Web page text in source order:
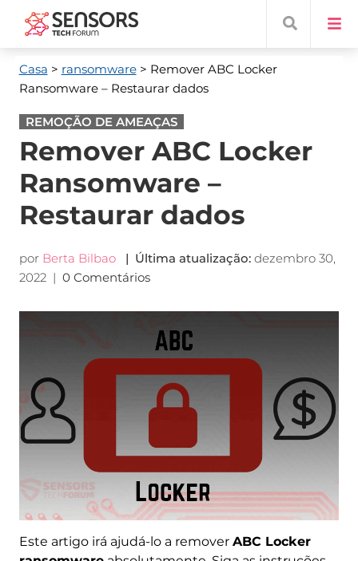
Casa > ransomware> Remover ABC Locker
Ransomware – Restaurar dados
REMOÇÃO DE AMEAÇAS
Remover ABC Locker
Ransomware –
Restaurar dados
por Berta Bilbao | Última atualização: dezembro 30,
2022| 0 Comentários
Este artigo irá ajudá-lo a remover ABC Locker